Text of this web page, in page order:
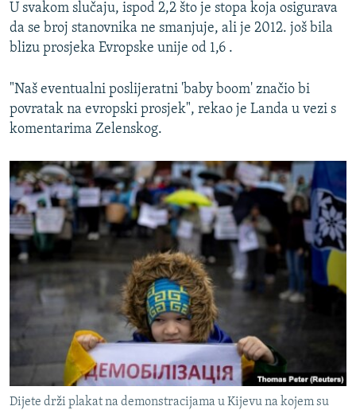
U svakom slučaju, ispod 2,2 što je stopa koja osigurava
da se broj stanovnika ne smanjuje, ali je 2012. još bila
blizu prosjeka Evropske unije od 1,6 .
"Naš eventualni poslijeratni 'baby boom' značio bi
povratak na evropski prosjek", rekao je Landa u vezi s
komentarima Zelenskog.
Dijete drži plakat na demonstracijama u Kijevu na kojem su